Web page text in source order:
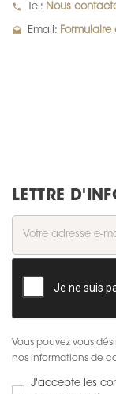
local_phone Tel: Nous
drafts Email:
LETTRE
Vous pouvez vous
nos informations de
J'accepte les